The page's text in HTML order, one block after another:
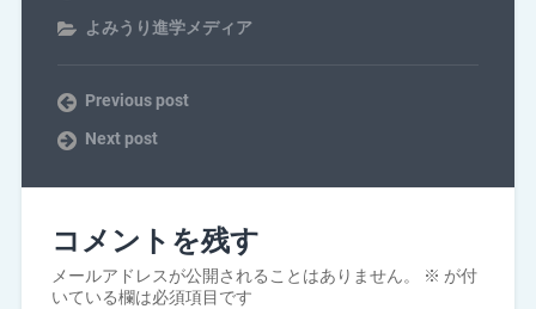
よみうり進学メディア
Previous post
Next post
コメントを残す
メールアドレスが公開されることはありません。 ※ が付
いている欄は必須項目です